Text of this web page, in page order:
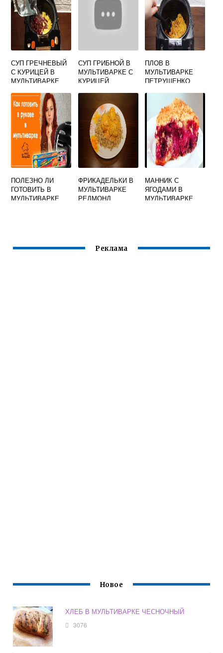
СУП ГРЕЧНЕВЫЙ
С КУРИЦЕЙ В
МУЛЬТИВАРКЕ
СУП ГРИБНОЙ В
МУЛЬТИВАРКЕ С
КУРИЦЕЙ
ПЛОВ В
МУЛЬТИВАРКЕ
ПЕТРУШЕНКО
ПОЛЕЗНО ЛИ
ГОТОВИТЬ В
МУЛЬТИВАРКЕ
ФРИКАДЕЛЬКИ В
МУЛЬТИВАРКЕ
РЕДМОНД
МАННИК С
ЯГОДАМИ В
МУЛЬТИВАРКЕ
Реклама
Новое
ХЛЕБ В МУЛЬТИВАРКЕ ЧЕСНОЧНЫЙ
3076